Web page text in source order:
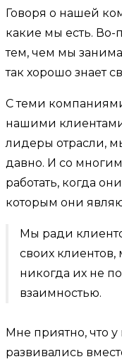
Говоря о нашей
какие мы есть.
тем, чем мы
так хорошо знает
С теми
нашими
лидеры отрасли,
давно. И со
работать, когда
которым они
Мы ради
своих
никогда их не
взаимностью.
Мне приятно, что
развивались